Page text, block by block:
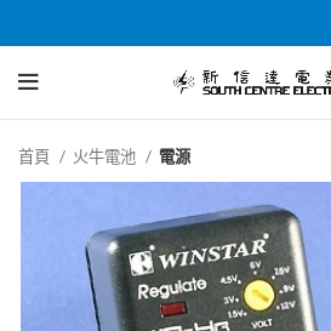
首頁 火牛電池 電源